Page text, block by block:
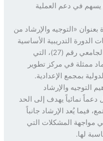
دعم العملية
والإرشاد من
التدريبية الأساسية
في تنمية الكفايات المهنية للأستاذ الجامعي رقم (27)، التي
في مركز تطوير
الإعدادية.
والإرشاد
يهدف إلى الحد
يُعد الإرشاد جانباً
المشكلات التي